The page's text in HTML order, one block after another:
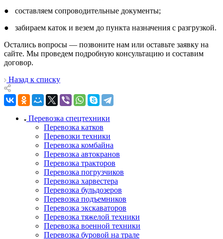
● составляем сопроводительные документы;
● забираем каток и везем до пункта назначения с разгрузкой.
Остались вопросы — позвоните нам или оставьте заявку на
сайте. Мы проведем подробную консультацию и составим
договор.
Назад к списку
Перевозка спецтехники
Перевозка катков
Перевозки техники
Перевозка комбайна
Перевозка автокранов
Перевозка тракторов
Перевозка погрузчиков
Перевозка харвестера
Перевозка бульдозеров
Перевозка подъемников
Перевозка экскаваторов
Перевозка тяжелой техники
Перевозка военной техники
Перевозка буровой на трале